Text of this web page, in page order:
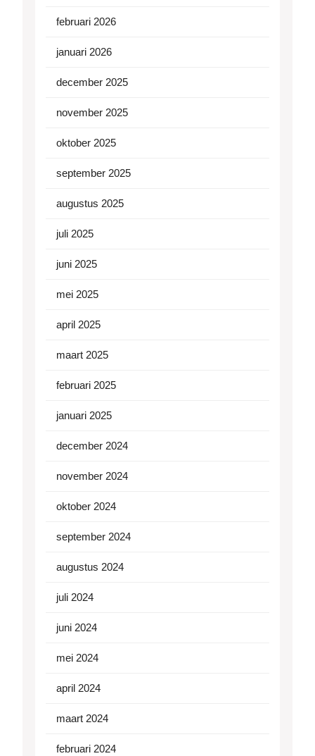
februari 2026
januari 2026
december 2025
november 2025
oktober 2025
september 2025
augustus 2025
juli 2025
juni 2025
mei 2025
april 2025
maart 2025
februari 2025
januari 2025
december 2024
november 2024
oktober 2024
september 2024
augustus 2024
juli 2024
juni 2024
mei 2024
april 2024
maart 2024
februari 2024